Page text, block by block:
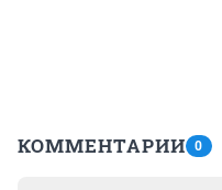
КОММЕНТАРИИ 0